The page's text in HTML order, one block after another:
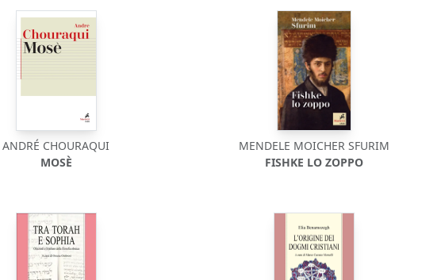
ANDRÉ CHOURAQUI
MOSÈ
MENDELE MOICHER SFURIM
FISHKE LO ZOPPO